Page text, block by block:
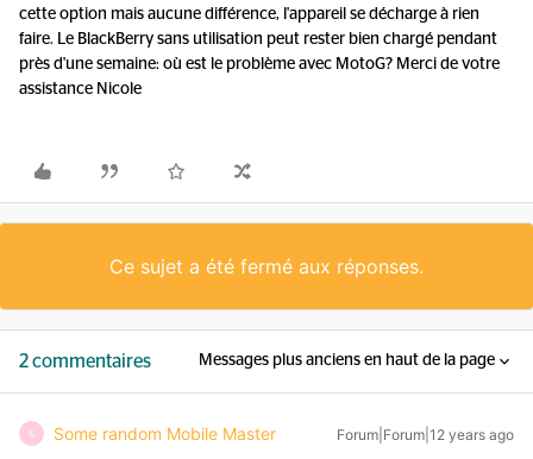
cette option mais aucune différence, l'appareil se décharge à rien
faire. Le BlackBerry sans utilisation peut rester bien chargé pendant
près d'une semaine: où est le problème avec MotoG? Merci de votre
assistance Nicole
Ce sujet a été fermé aux réponses.
2 commentaires Messages plus anciens en haut de la page
S Some random Mobile Master Forum|Forum|12 years ago